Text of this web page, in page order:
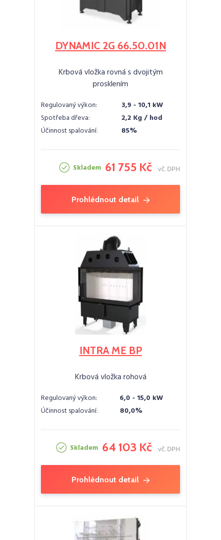
DYNAMIC 2G 66.50.01N
Krbová vložka rovná s dvojitým
prosklením
Regulovaný výkon:
3,9 - 10,1 kW
Spotřeba dřeva:
2,2 Kg / hod
Účinnost spalování:
85%
Skladem 61 755 Kč vč. DPH
Prohlédnout detail
INTRA ME BP
Krbová vložka rohová
Regulovaný výkon:
6,0 - 15,0 kW
Účinnost spalování:
80,0%
Skladem 64 103 Kč vč. DPH
Prohlédnout detail